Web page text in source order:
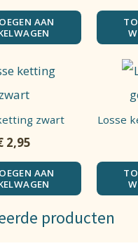
AAN
zwart
2,95
AAN
Losse
producten